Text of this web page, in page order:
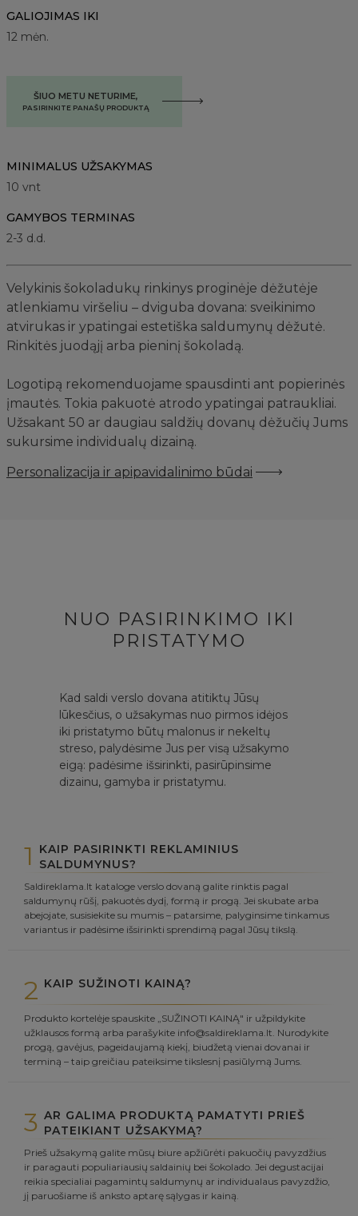
GALIOJIMAS IKI
12 mėn.
ŠIUO METU NETURIME,
PASIRINKITE PANAŠŲ PRODUKTĄ
MINIMALUS UŽSAKYMAS
10 vnt
GAMYBOS TERMINAS
2-3 d.d.
Velykinis šokoladukų rinkinys proginėje dėžutėje
atlenkiamu viršeliu – dviguba dovana: sveikinimo
atvirukas ir ypatingai estetiška saldumynų dėžutė.
Rinkitės juodąjį arba pieninį šokoladą.
Logotipą rekomenduojame spausdinti ant popierinės
įmautės. Tokia pakuotė atrodo ypatingai patraukliai.
Užsakant 50 ar daugiau saldžių dovanų dėžučių Jums
sukursime individualų dizainą.
Personalizacija ir apipavidalinimo būdai
NUO PASIRINKIMO IKI
PRISTATYMO
Kad saldi verslo dovana atitiktų Jūsų
lūkesčius, o užsakymas nuo pirmos idėjos
iki pristatymo būtų malonus ir nekeltų
streso, palydėsime Jus per visą užsakymo
eigą: padėsime išsirinkti, pasirūpinsime
dizainu, gamyba ir pristatymu.
1
KAIP PASIRINKTI REKLAMINIUS
SALDUMYNUS?
Saldireklama.lt kataloge verslo dovaną galite rinktis pagal
saldumynų rūšį, pakuotės dydį, formą ir progą. Jei skubate arba
abejojate, susisiekite su mumis – patarsime, palyginsime tinkamus
variantus ir padėsime išsirinkti sprendimą pagal Jūsų tikslą.
2 KAIP SUŽINOTI KAINĄ?
Produkto kortelėje spauskite „SUŽINOTI KAINĄ" ir užpildykite
užklausos formą arba parašykite info@saldireklama.lt. Nurodykite
progą, gavėjus, pageidaujamą kiekį, biudžetą vienai dovanai ir
terminą – taip greičiau pateiksime tikslesnį pasiūlymą Jums.
3 AR GALIMA PRODUKTĄ PAMATYTI PRIEŠ
PATEIKIANT UŽSAKYMĄ?
Prieš užsakymą galite mūsų biure apžiūrėti pakuočių pavyzdžius
ir paragauti populiariausių saldainių bei šokolado. Jei degustacijai
reikia specialiai pagamintų saldumynų ar individualaus pavyzdžio,
jį paruošiame iš anksto aptarę sąlygas ir kainą.